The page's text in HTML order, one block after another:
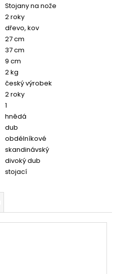
Stojany na nože
2 roky
dřevo, kov
27 cm
37 cm
9 cm
2 kg
český výrobek
2 roky
1
hnědá
dub
obdélníkové
skandinávský
divoký dub
stojací